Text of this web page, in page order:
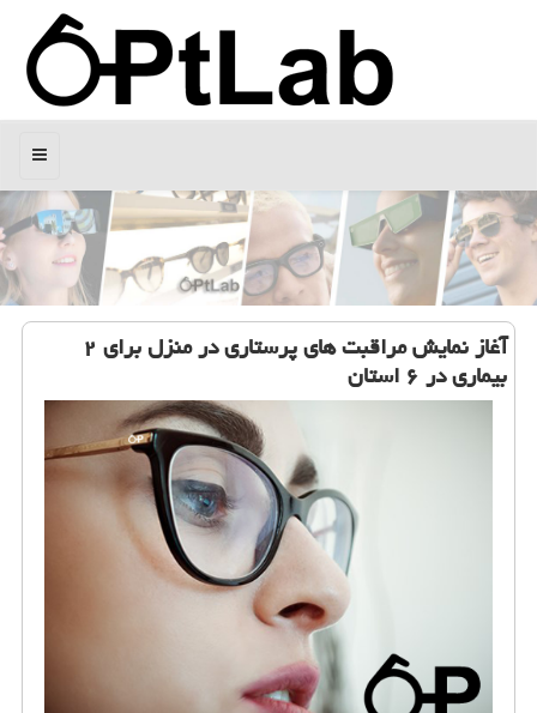
منو
آغاز نمایش مراقبت های پرستاری در منزل برای ۲
بیماری در ۶ استان